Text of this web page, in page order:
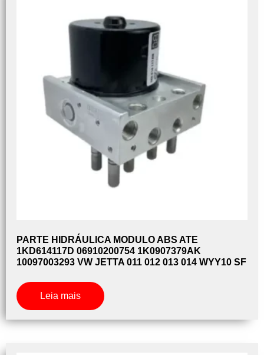
PARTE HIDRÁULICA MODULO ABS ATE
1KD614117D 06910200754 1K0907379AK
10097003293 VW JETTA 011 012 013 014 WYY10 SF
Leia mais